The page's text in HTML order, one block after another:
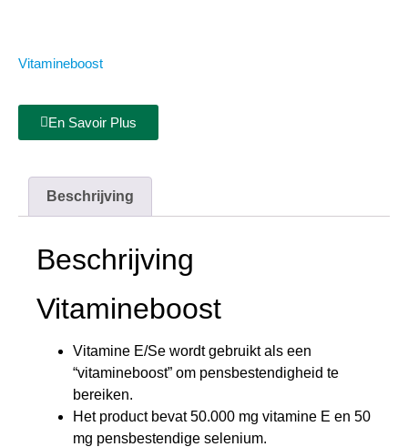
Vitamineboost
En Savoir Plus
Beschrijving
Beschrijving
Vitamineboost
Vitamine E/Se wordt gebruikt als een
“vitamineboost” om pensbestendigheid te
bereiken.
Het product bevat 50.000 mg vitamine E en 50
mg pensbestendige selenium.